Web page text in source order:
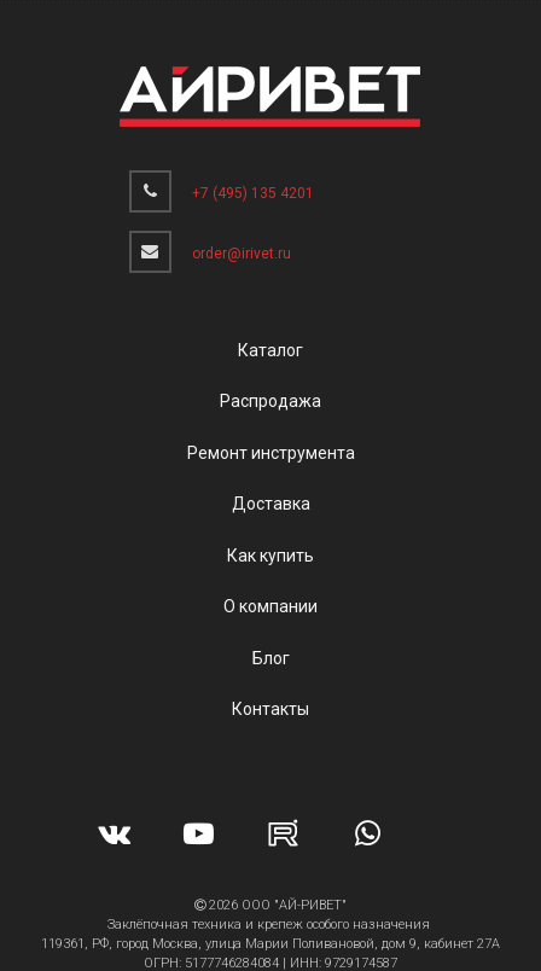
+7 (495) 135 4201
order@irivet.ru
Каталог
Распродажа
Ремонт инструмента
Доставка
Как купить
О компании
Блог
Контакты
2026 ООО "АЙ-РИВЕТ"
Заклёпочная техника и крепеж особого назначения
119361, РФ, город Москва, улица Марии Поливановой, дом 9, кабинет 27А
ОГРН: 5177746284084 | ИНН: 9729174587